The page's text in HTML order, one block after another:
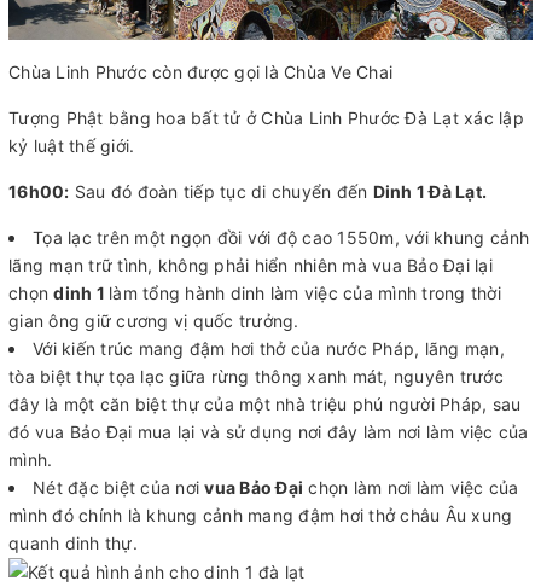
Chùa Linh Phước còn được gọi là Chùa Ve Chai
Tượng Phật bằng hoa bất tử ở Chùa Linh Phước Đà Lạt xác lập
kỷ luật thế giới.
16h00: Sau đó đoàn tiếp tục di chuyển đến Dinh 1 Đà Lạt.
Tọa lạc trên một ngọn đồi với độ cao 1550m, với khung cảnh
lãng mạn trữ tình, không phải hiển nhiên mà vua Bảo Đại lại
chọndinh 1 làm tổng hành dinh làm việc của mình trong thời
gian ông giữ cương vị quốc trưởng.
Với kiến trúc mang đậm hơi thở của nước Pháp, lãng mạn,
tòa biệt thự tọa lạc giữa rừng thông xanh mát, nguyên trước
đây là một căn biệt thự của một nhà triệu phú người Pháp, sau
đó vua Bảo Đại mua lại và sử dụng nơi đây làm nơi làm việc của
mình.
Nét đặc biệt của nơivua Bảo Đại chọn làm nơi làm việc của
mình đó chính là khung cảnh mang đậm hơi thở châu Âu xung
quanh dinh thự.